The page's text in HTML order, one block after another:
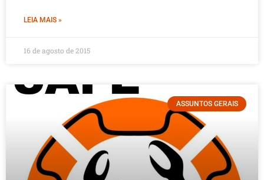
LEIA MAIS »
16 de agosto de 2015
ASSUNTOS GERAIS